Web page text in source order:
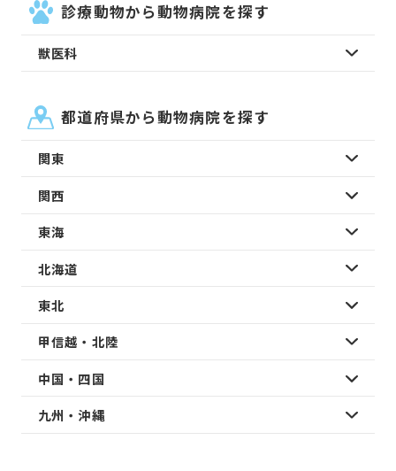
診療動物から動物病院を探す
獣医科
都道府県から動物病院を探す
関東
関西
東海
北海道
東北
甲信越・北陸
中国・四国
九州・沖縄